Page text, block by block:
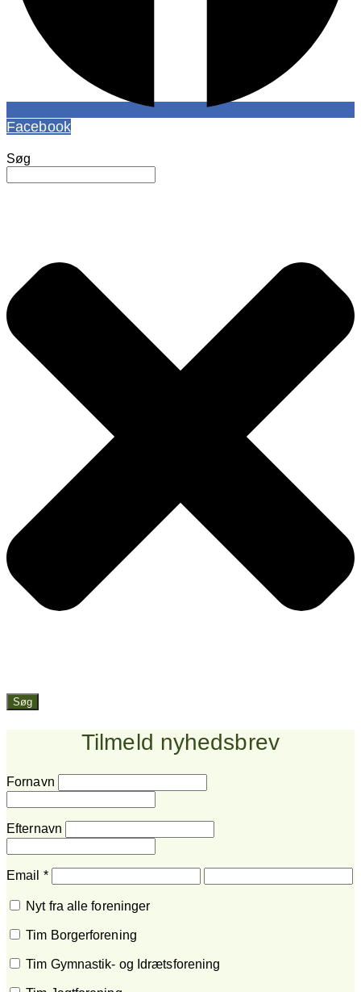
Facebook
Søg
Søg
Tilmeld nyhedsbrev
Fornavn
Efternavn
Email *
Nyt fra alle foreninger
Tim Borgerforening
Tim Gymnastik- og Idrætsforening